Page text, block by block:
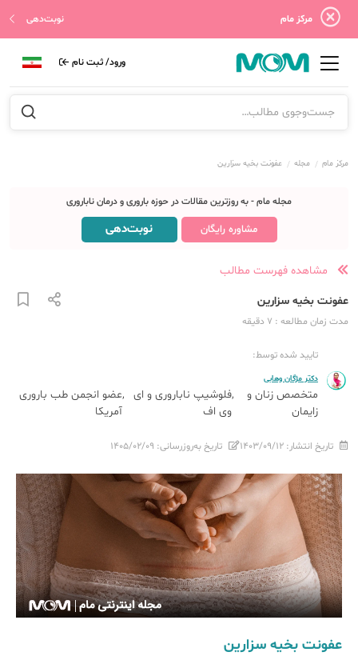
مرکز مام نوبت‌دهی
ورود/ ثبت نام
مرکز مام مجله عفونت بخیه سزارین
مجله مام - به روزترین مقالات در حوزه باروری و درمان ناباروری
مشاوره رایگان نوبت‌دهی
مشاهده فهرست مطالب
عفونت بخیه سزارین
مدت زمان مطالعه : 7 دقیقه
تایید شده توسط:
دکتر مژگان وهابی
متخصص زنان و
زایمان
فلوشیپ ناباروری و ای
وی اف
عضو انجمن طب باروری
آمریکا
تاریخ انتشار: ۱۴۰۳/۰۹/۱۲ تاریخ به‌روزرسانی: ۱۴۰۵/۰۲/۰۹
عفونت بخیه سزارین